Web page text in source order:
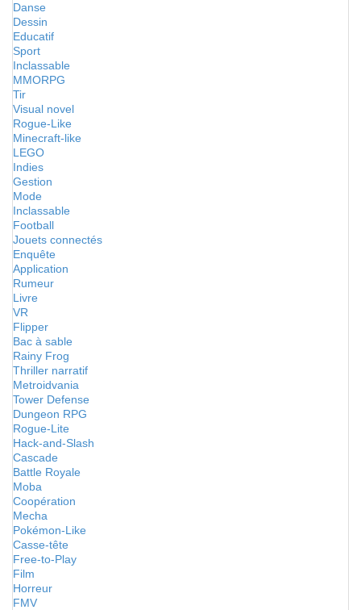
Danse
Dessin
Educatif
Sport
Inclassable
MMORPG
Tir
Visual novel
Rogue-Like
Minecraft-like
LEGO
Indies
Gestion
Mode
Inclassable
Football
Jouets connectés
Enquête
Application
Rumeur
Livre
VR
Flipper
Bac à sable
Rainy Frog
Thriller narratif
Metroidvania
Tower Defense
Dungeon RPG
Rogue-Lite
Hack-and-Slash
Cascade
Battle Royale
Moba
Coopération
Mecha
Pokémon-Like
Casse-tête
Free-to-Play
Film
Horreur
FMV